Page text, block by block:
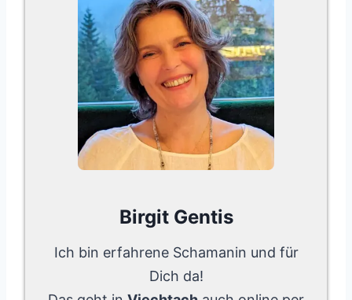
Birgit Gentis
Ich bin erfahrene Schamanin und für
Dich da!